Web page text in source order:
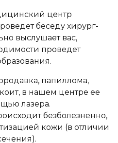
центр
беседу хирург-
выслушает вас,
проведет
папиллома,
в нашем центре ее
лазера.
безболезненно,
кожи (в отличии